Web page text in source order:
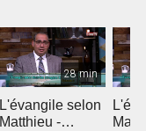
28 min
L'évangile selon
Matthieu -